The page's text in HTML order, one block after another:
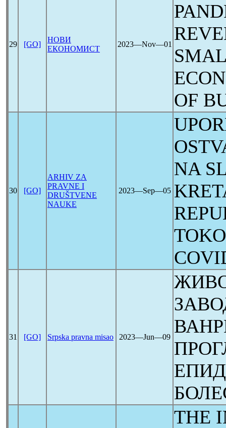
29 [GO]
НОВИ
ЕКОНОМИСТ
2023―Nov―01
OF
30 [GO]
ARHIV ZA
PRAVNE I
DRUŠTVENE
NAUKE
2023―Sep―05
NA
31 [GO] Srpska pravna misao 2023―Jun―09
THE